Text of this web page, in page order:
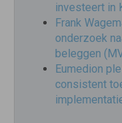
investeert in
Frank
onderzoek
beleggen
Eumedion
consistent